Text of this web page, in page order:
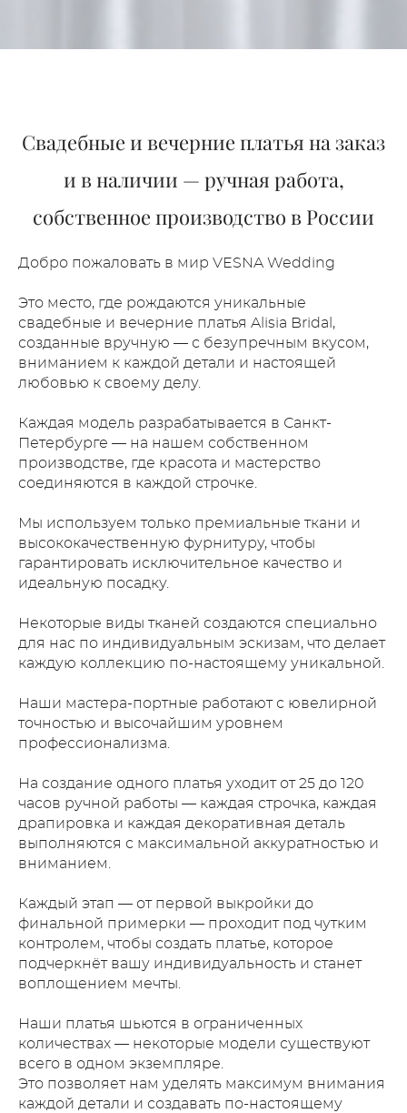
Свадебные и вечерние платья на заказ
и в наличии — ручная работа,
собственное производство в России
Добро пожаловать в мир VESNA Wedding
Это место, где рождаются уникальные
свадебные и вечерние платья Alisia Bridal,
созданные вручную — с безупречным вкусом,
вниманием к каждой детали и настоящей
любовью к своему делу.
Каждая модель разрабатывается в Санкт-
Петербурге — на нашем собственном
производстве, где красота и мастерство
соединяются в каждой строчке.
Мы используем только премиальные ткани и
высококачественную фурнитуру, чтобы
гарантировать исключительное качество и
идеальную посадку.
Некоторые виды тканей создаются специально
для нас по индивидуальным эскизам, что делает
каждую коллекцию по-настоящему уникальной.
Наши мастера-портные работают с ювелирной
точностью и высочайшим уровнем
профессионализма.
На создание одного платья уходит от 25 до 120
часов ручной работы — каждая строчка, каждая
драпировка и каждая декоративная деталь
выполняются с максимальной аккуратностью и
вниманием.
Каждый этап — от первой выкройки до
финальной примерки — проходит под чутким
контролем, чтобы создать платье, которое
подчеркнёт вашу индивидуальность и станет
воплощением мечты.
Наши платья шьются в ограниченных
количествах — некоторые модели существуют
всего в одном экземпляре.
Это позволяет нам уделять максимум внимания
каждой детали и создавать по-настоящему